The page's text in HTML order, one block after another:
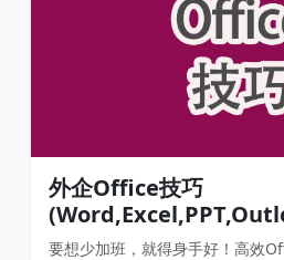
外企Office技巧
要想少加班，就得身手好！高效